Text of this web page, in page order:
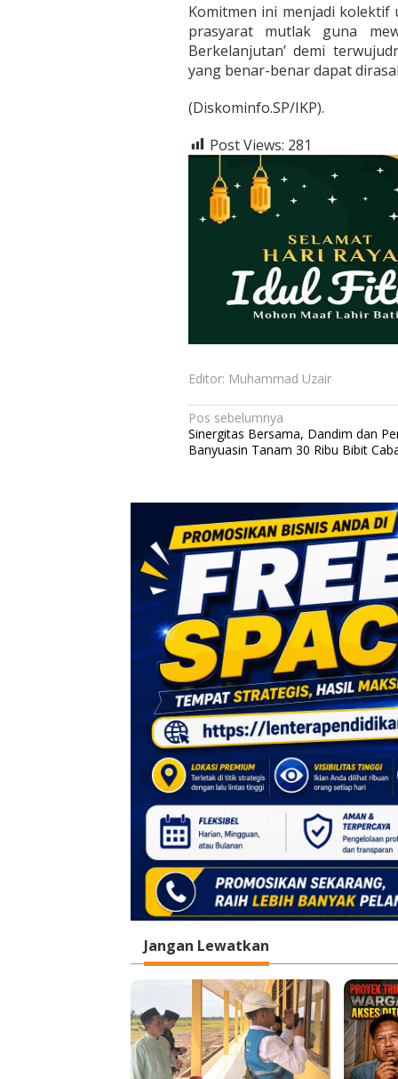
Komitmen ini menjadi kolektif
prasyarat mutlak guna
Berkelanjutan’ demi
yang benar-benar dapat
(Diskominfo.SP/IKP).
Post Views: 281
Editor: Muhammad Uzair
N
a
i
g
a
p
o
s
Pos sebelumnya
Sinergitas Bersama, Dandim dan
Banyuasin Tanam 30 Ribu Bibit
Jangan Lewatkan